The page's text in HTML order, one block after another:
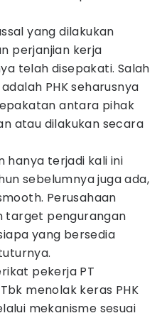
yang dilakukan
perjanjian kerja
telah disepakati. Salah
PHK seharusnya
antara pihak
atau dilakukan secara
hanya terjadi kali ini
sebelumnya juga ada,
Perusahaan
target pengurangan
yang bersedia
pekerja PT
menolak keras PHK
mekanisme sesuai